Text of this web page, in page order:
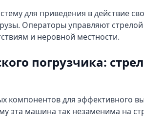
для приведения в действие
Операторы управляют
и неровной местности.
погрузчика:
компонентов для эффективного
эта машина так незаменима на